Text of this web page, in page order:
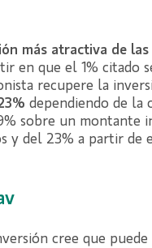
más atractiva de
en que el 1% citado
recupere la
dependiendo de la
sobre un montante
y del 23% a partir de
cree que